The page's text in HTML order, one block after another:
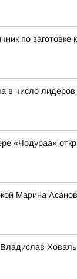
по заготовке
в число
«Чодураа»
Марина